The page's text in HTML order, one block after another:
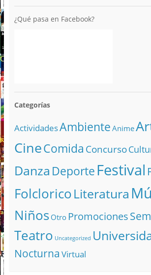
¿Qué pasa en Facebook?
Categorías
ActividadesAmbiente Anime
CineComida Concurso
Danza DeporteFestival
FolcloricoLiteratura
Niños Otro Promociones
Teatro Uncategorized
Nocturna Virtual